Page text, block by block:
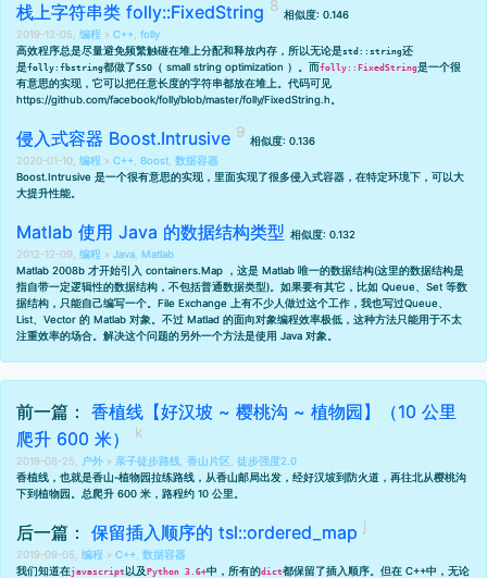
栈上字符串类 folly::FixedString
相似度: 0.146
2019-12-05, 编程 » C++ folly
高效程序总是尽量避免频繁触碰在堆上分配和释放内存，所以无论是std::string还
是folly:fbstring都做了SSO （ small string optimization ） 。而folly::FixedString是一个很
有意思的实现，它可以把任意长度的字符串都放在堆上。代码可见
https://github.com/facebook/folly/blob/master/folly/FixedString.h
侵入式容器 Boost.Intrusive
相似度: 0.136
2020-01-10, 编程 » C++ Boost 数据容器
Boost.Intrusive 是一个很有意思的实现，里面实现了很多侵入式容器，在特定环境下，可以大
大提升性能。
Matlab 使用 Java 的数据结构类型 相似度: 0.132
2012-12-09, 编程 » Java Matlab
Matlab 2008b 才开始引入 containers.Map ，这是 Matlab 唯一的数据结构(这里的数据结构是
指自带一定逻辑性的数据结构，不包括普通数据类型)。如果要有其它，比如 Queue、Set 等数
据结构，只能自己编写一个。File Exchange 上有不少人做过这个工作，我也写过Queue、
List、Vector 的 Matlab 对象 。不过 Matlad 的面向对象编程效率极低，这种方法只能用于不太
注重效率的场合。解决这个问题的另外一个方法是使用 Java 对象。
前一篇： 香植线【好汉坡 ~ 樱桃沟 ~ 植物园】（10 公里
爬升 600 米）
2019-08-25, 户外 » 亲子徒步路线 香山片区 徒步强度2.0
香植线，也就是香山-植物园拉练路线，从香山邮局出发，经好汉坡到防火道，再往北从樱桃沟
下到植物园。总爬升 600 米，路程约 10 公里。
后一篇： 保留插入顺序的 tsl::ordered_map
2019-09-05, 编程 » C++ 数据容器
我们知道在javascript 以及 Python 3.6+中，所有的dict都保留了插入顺序。但在 C++中，无论